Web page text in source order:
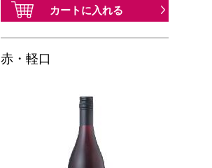
カートに 入れる
赤・軽口